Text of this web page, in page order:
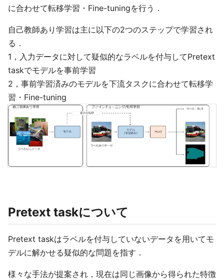
に合わせて転移学習・Fine-tuningを行う．
自己教師あり学習は主に以下の2つのステップで学習され
る．
1，入力データに対して疑似的なラベルを付与してPretext
taskでモデルを事前学習
2，事前学習済みのモデルを下流タスクに合わせて転移学
習・Fine-tuning
Pretext taskについて
Pretext taskはラベルを付与していないデータを用いてモ
デルに解かせる疑似的な問題を指す．
様々な手法が提案され，現在は同じ画像から得られた特徴